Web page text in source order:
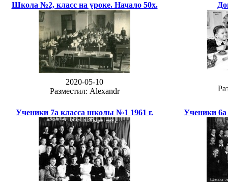
Школа №2, класс на уроке. Начало 50х.
2020-05-10
Разместил: Alexandr
Ученики 7а класса школы №1 1961 г. Ученики